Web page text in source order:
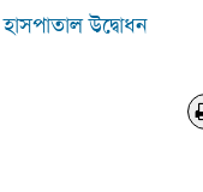
উদ্বোধন